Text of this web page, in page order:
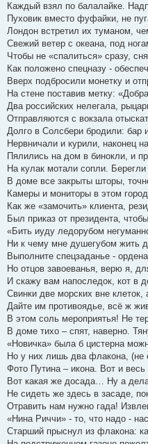
Каждый взял по балалайке.
Пуховик вместо фуфайки, не
Лондон встретил их туманом,
Свежий ветер с океана, под
Чтобы не «спалиться» сразу,
Как положено спецназу -
Вверх подбросили монетку и
На стене поставив метку:
Два российских нелегала,
Отправляются с вокзала
Долго в Солсбери бродили: бар
Нервничали и курили, наконец
Пялились на дом в бинокли, и
На кулак мотали сопли. Берегли
В доме все закрыты шторы,
Камеры и мониторы в этом
Как же «замочить» клиента,
Был приказ от президента,
«Бить иуду ледорубом
Ни к чему мне душегубом жить
Выполните спецзаданье -
Но отцов завоеванья, верю я,
И скажу вам напоследок, кот в
Свинки две морских вне клеток,
Дайте им противоядье, всё ж
В этом соль мероприятья! Не
В доме тихо – спят, наверно.
«Новичка» была б цистерна
Но у них лишь два флакона, (не
Фото Путина – икона. Вот и весь
Вот какая же досада… Ну а
Не сидеть же здесь в засаде,
Отравить нам нужно гада!
«Нина Риччи» - то, что надо -
Старший прыснул из флакона: